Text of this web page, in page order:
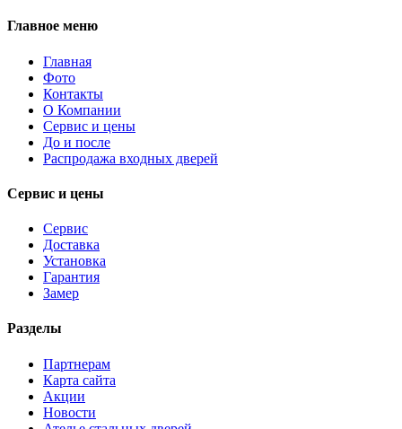
Главное меню
Главная
Фото
Контакты
О Компании
Сервис и цены
До и после
Распродажа входных дверей
Сервис и цены
Сервис
Доставка
Установка
Гарантия
Замер
Разделы
Партнерам
Карта сайта
Акции
Новости